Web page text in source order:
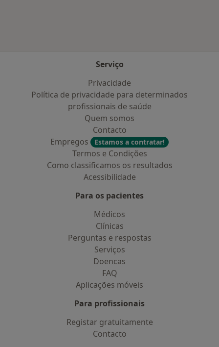
Serviço
Privacidade
Política de privacidade para determinados
profissionais de saúde
Quem somos
Contacto
Empregos
Estamos a contratar!
Termos e Condições
Como classificamos os resultados
Acessibilidade
Para os pacientes
Médicos
Clínicas
Perguntas e respostas
Serviços
Doencas
FAQ
Aplicações móveis
Para profissionais
Registar gratuitamente
Contacto